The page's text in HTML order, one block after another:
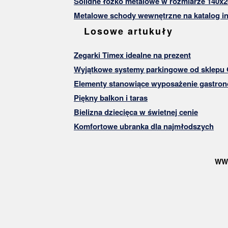
Metalowe schody wewnętrzne na katalog
Losowe artukuły
Zegarki Timex idealne na prezent
Wyjątkowe systemy parkingowe od sklepu
Elementy stanowiące wyposażenie
Piękny balkon i taras
Bielizna dziecięca w świetnej cenie
Komfortowe ubranka dla najmłodszych